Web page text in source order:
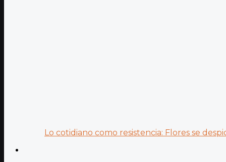
Lo cotidiano como resistencia: Flores se